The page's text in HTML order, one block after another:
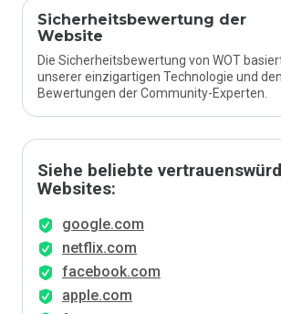
Sicherheitsbewertung der
Website
Die Sicherheitsbewertung von WOT
unserer einzigartigen Technologie und den
Bewertungen der Community-Experten.
Siehe beliebte
Websites:
google.com
netflix.com
facebook.com
apple.com